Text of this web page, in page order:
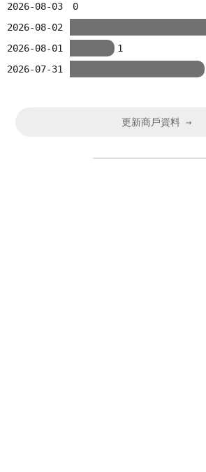
2026-08-03
0
2026-08-02
2026-08-01
1
2026-07-31
更新商戶資料 →